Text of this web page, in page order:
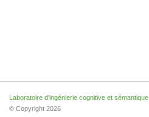
Laboratoire d'ingénierie cognitive et sémantique
© Copyright 2026